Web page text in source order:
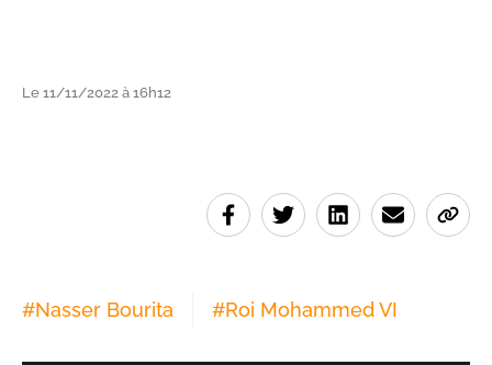
Le 11/11/2022 à 16h12
#Nasser Bourita #Roi Mohammed VI